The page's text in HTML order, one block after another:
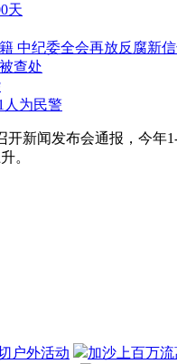
天
中纪委全会再放反腐新
查处
人为民警
闻发布会通报，今年1-
。
户外活动 加沙上百万